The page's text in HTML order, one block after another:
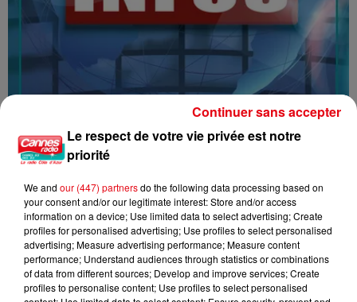
16/07/26 : LES INFORMATIONS
Le respect de votre vie privée est notre
priorité
We and our (447) partnersdo the following data processing based on
your consent and/or our legitimate interest: Store and/or access
information on a device; Use limited data to select advertising; Create
profiles for personalised advertising; Use profiles to select personalised
advertising; Measure advertising performance; Measure content
performance; Understand audiences through statistics or combinations
of data from different sources; Develop and improve services; Create
profiles to personalise content; Use profiles to select personalised
Continuer sans accepter